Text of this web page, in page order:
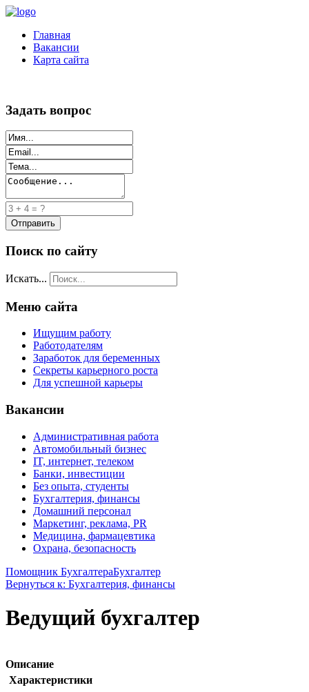
Главная
Вакансии
Карта сайта
Задать вопрос
Поиск по сайту
Искать...
Меню сайта
Ищущим работу
Работодателям
Заработок для беременных
Секреты карьерного роста
Для успешной карьеры
Вакансии
Административная работа
Автомобильный бизнес
IT, интернет, телеком
Банки, инвестиции
Без опыта, студенты
Бухгалтерия, финансы
Домашний персонал
Маркетинг, реклама, PR
Медицина, фармацевтика
Охрана, безопасность
Помощник БухгалтераБухгалтер
Вернуться к: Бухгалтерия, финансы
Ведущий бухгалтер
Описание
Характеристики